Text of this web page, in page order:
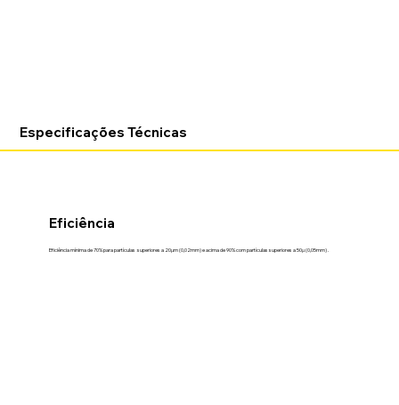
Especificações Técnicas
Eficiência
Eficiência mínima de 70% para partículas superiores a 20µm (0,02mm) e acima de 90% com partículas superiores a 50µ (0,05mm) .